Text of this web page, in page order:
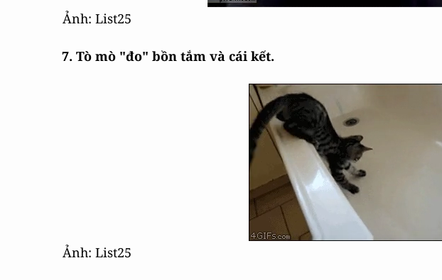
Ảnh: List25
7. Tò mò "đo" bồn tắm và cái kết.
Ảnh: List25